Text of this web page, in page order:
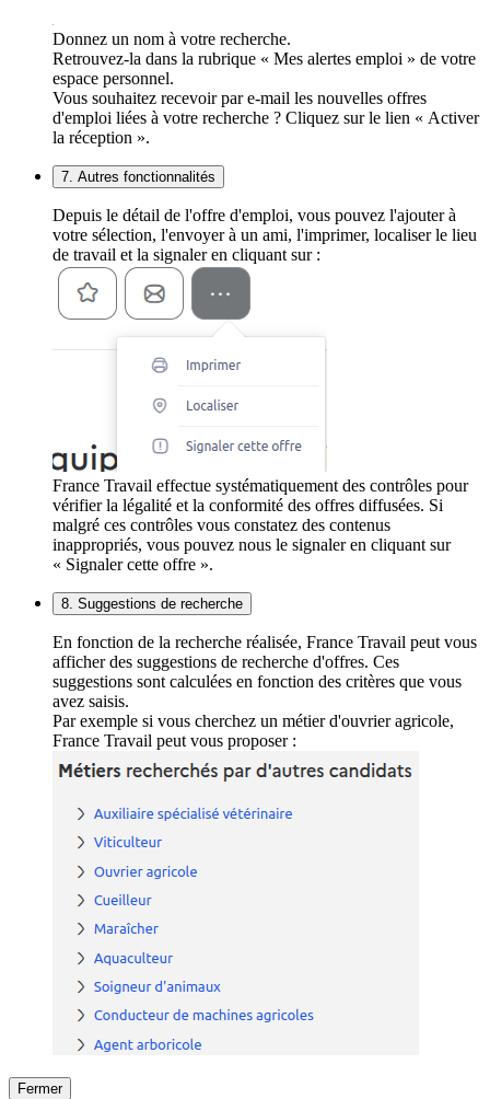
Donnez un nom à votre recherche.
Retrouvez-la dans la rubrique « Mes alertes emploi » de votre
espace personnel.
Vous souhaitez recevoir par e-mail les nouvelles offres
d'emploi liées à votre recherche ? Cliquez sur le lien « Activer
la réception ».
7. Autres fonctionnalités
Depuis le détail de l'offre d'emploi, vous pouvez l'ajouter à
votre sélection, l'envoyer à un ami, l'imprimer, localiser le lieu
de travail et la signaler en cliquant sur :
France Travail effectue systématiquement des contrôles pour
vérifier la légalité et la conformité des offres diffusées. Si
malgré ces contrôles vous constatez des contenus
inappropriés, vous pouvez nous le signaler en cliquant sur
« Signaler cette offre ».
8. Suggestions de recherche
En fonction de la recherche réalisée, France Travail peut vous
afficher des suggestions de recherche d'offres. Ces
suggestions sont calculées en fonction des critères que vous
avez saisis.
Par exemple si vous cherchez un métier d'ouvrier agricole,
France Travail peut vous proposer :
Fermer